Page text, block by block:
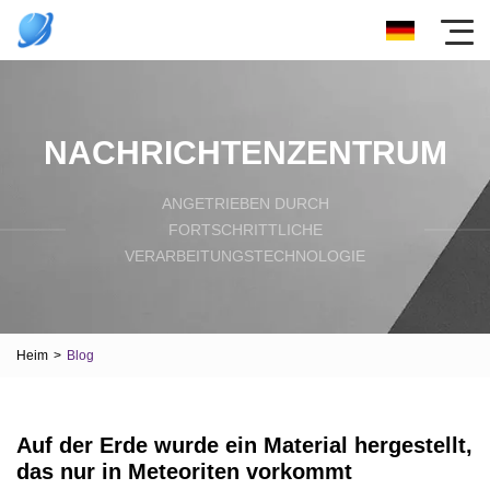
NACHRICHTENZENTRUM
ANGETRIEBEN DURCH
FORTSCHRITTLICHE
VERARBEITUNGSTECHNOLOGIE
Heim > Blog
Auf der Erde wurde ein Material hergestellt,
das nur in Meteoriten vorkommt